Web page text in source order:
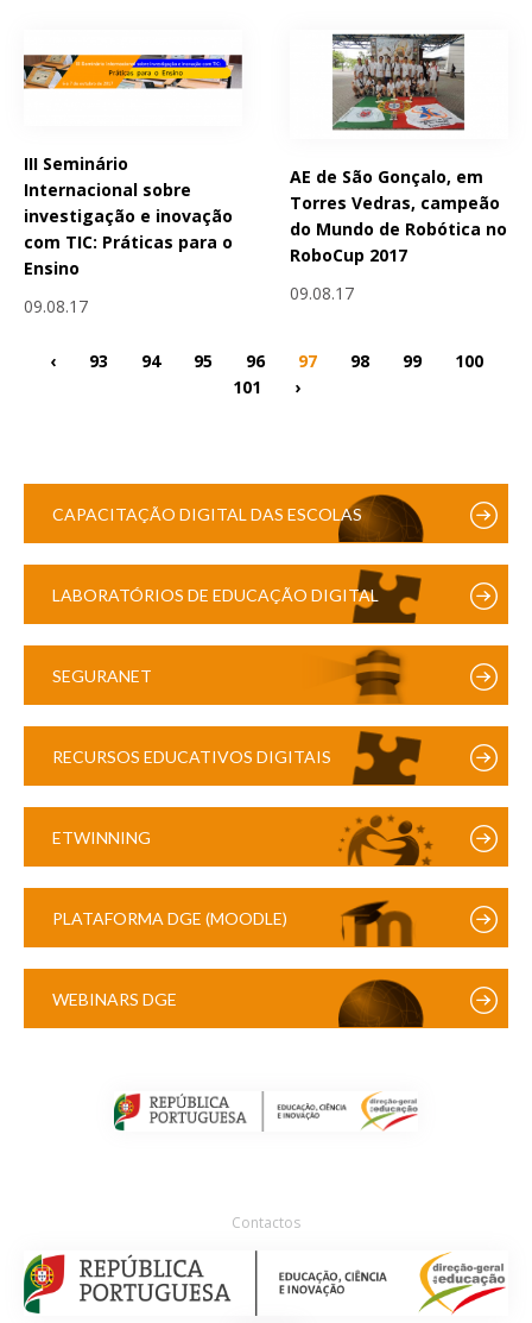
III Seminário
Internacional sobre
investigação e inovação
com TIC: Práticas para o
Ensino
09.08.17
AE de São Gonçalo, em
Torres Vedras, campeão
do Mundo de Robótica no
RoboCup 2017
09.08.17
‹ 93 94 95 96 97 98 99
100
101
›
CAPACITAÇÃO DIGITAL DAS ESCOLAS
LABORATÓRIOS DE EDUCAÇÃO DIGITAL
SEGURANET
RECURSOS EDUCATIVOS DIGITAIS
ETWINNING
PLATAFORMA DGE (MOODLE)
WEBINARS DGE
Contactos